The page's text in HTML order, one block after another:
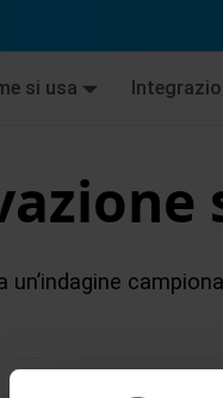
si usa
un’indagine